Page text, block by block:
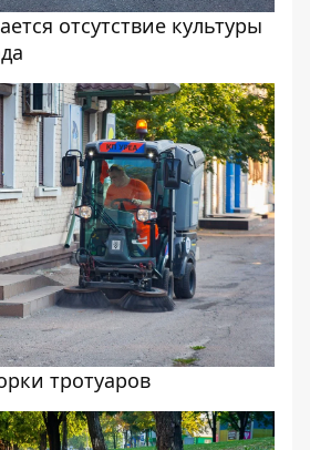
отсутствие культуры
тротуаров